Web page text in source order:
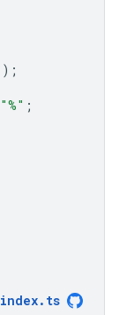
);
"%" ;
index. ts